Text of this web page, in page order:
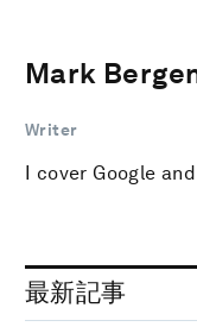
Mark
Writer
I cover Google
最新記事